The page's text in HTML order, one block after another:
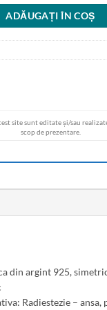
ADĂUGAȚI ÎN COȘ
site sunt editate și/sau
scop de prezentare.
din argint 925,
Radiestezie – ansa,